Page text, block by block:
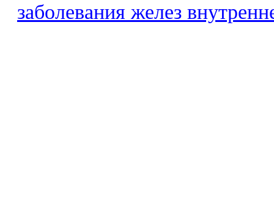
заболевания желез